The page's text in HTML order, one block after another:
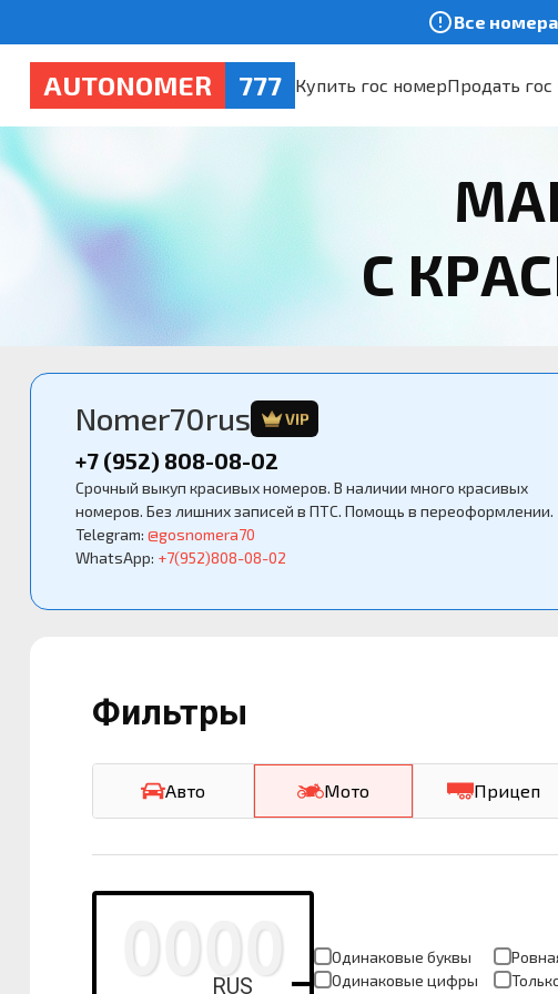
Все
AUTONOMER 777 Купить гос номерПродать
С
Nomer70rus VIP
+7 (952) 808-08-02
Срочный выкуп красивых номеров. В наличии много красивых
номеров. Без лишних записей в ПТС. Помощь в переоформлении.
Telegram: @gosnomera70
WhatsApp: +7(952)808-08-02
Фильтры
Авто Мото Прицеп
Одинаковые буквы
Одинаковые цифры